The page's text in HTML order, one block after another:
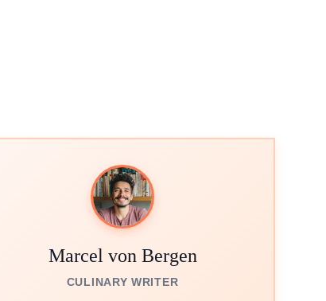
Marcel von Bergen
CULINARY WRITER